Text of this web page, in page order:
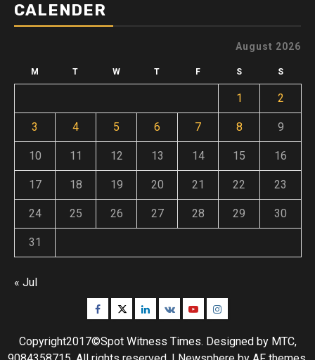
CALENDER
August 2026
M T W T F S S
1 2
3 4 5 6 7 8 9
10 11 12 13 14 15 16
17 18 19 20 21 22 23
24 25 26 27 28 29 30
31
« Jul
Facebook
TwitterLinkedin
VK YoutubeInstagram
Copyright2017©Spot Witness Times. Designed by MTC,